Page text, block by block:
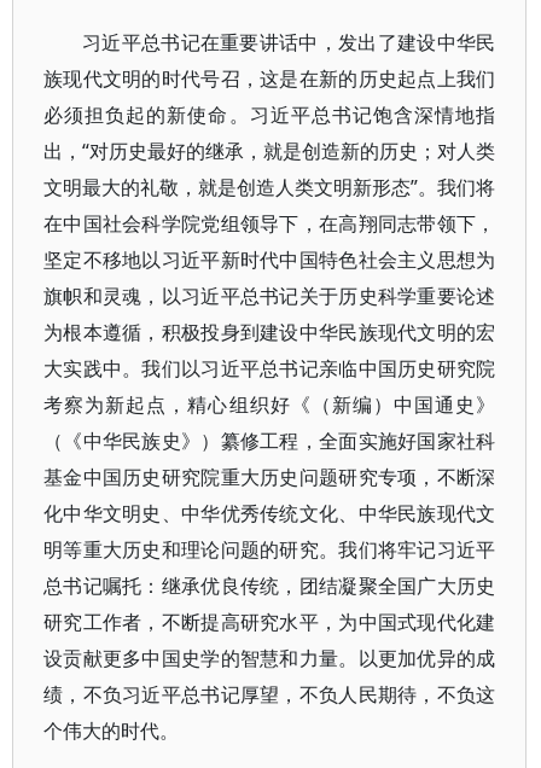
习近平总书记在重要讲话中，发出了建设中华民
族现代文明的时代号召，这是在新的历史起点上我们
必须担负起的新使命。习近平总书记饱含深情地指
出，“对历史最好的继承，就是创造新的历史；对人类
文明最大的礼敬，就是创造人类文明新形态”。我们将
在中国社会科学院党组领导下，在高翔同志带领下，
坚定不移地以习近平新时代中国特色社会主义思想为
旗帜和灵魂，以习近平总书记关于历史科学重要论述
为根本遵循，积极投身到建设中华民族现代文明的宏
大实践中。我们以习近平总书记亲临中国历史研究院
考察为新起点，精心组织好《（新编）中国通史》
（《中华民族史》）纂修工程，全面实施好国家社科
基金中国历史研究院重大历史问题研究专项，不断深
化中华文明史、中华优秀传统文化、中华民族现代文
明等重大历史和理论问题的研究。我们将牢记习近平
总书记嘱托：继承优良传统，团结凝聚全国广大历史
研究工作者，不断提高研究水平，为中国式现代化建
设贡献更多中国史学的智慧和力量。以更加优异的成
绩，不负习近平总书记厚望，不负人民期待，不负这
个伟大的时代。